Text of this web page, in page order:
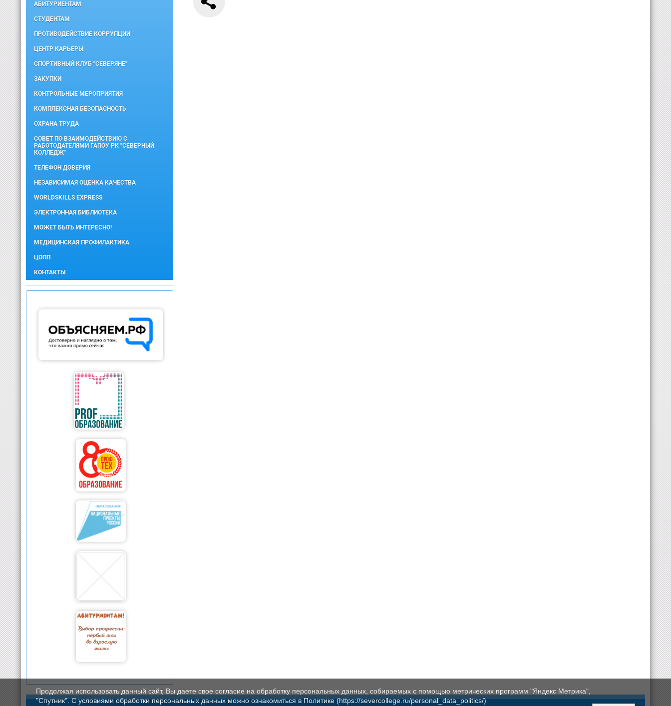
АБИТУРИЕНТАМ
СТУДЕНТАМ
ПРОТИВОДЕЙСТВИЕ КОРРУПЦИИ
ЦЕНТР КАРЬЕРЫ
СПОРТИВНЫЙ КЛУБ "СЕВЕРЯНЕ"
ЗАКУПКИ
КОНТРОЛЬНЫЕ МЕРОПРИЯТИЯ
КОМПЛЕКСНАЯ БЕЗОПАСНОСТЬ
ОХРАНА ТРУДА
СОВЕТ ПО ВЗАИМОДЕЙСТВИЮ С
РАБОТОДАТЕЛЯМИ ГАПОУ РК "СЕВЕРНЫЙ
КОЛЛЕДЖ"
ТЕЛЕФОН ДОВЕРИЯ
НЕЗАВИСИМАЯ ОЦЕНКА КАЧЕСТВА
WORLDSKILLS EXPRESS
ЭЛЕКТРОННАЯ БИБЛИОТЕКА
МОЖЕТ БЫТЬ ИНТЕРЕСНО!
МЕДИЦИНСКАЯ ПРОФИЛАКТИКА
ЦОПП
КОНТАКТЫ
Продолжая использовать данный сайт, Вы даете свое согласие на обработку персональных данных, собираемых с помощью метрических программ "Яндекс Метрика",
"Спутник". С условиями обработки персональных данных можно ознакомиться в Политике (https://severcollege.ru/personal_data_politics/)